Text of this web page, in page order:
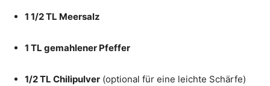
1 1/2 TL Meersalz
1 TL gemahlener Pfeffer
1/2 TL Chilipulver (optional für eine leichte Schärfe)